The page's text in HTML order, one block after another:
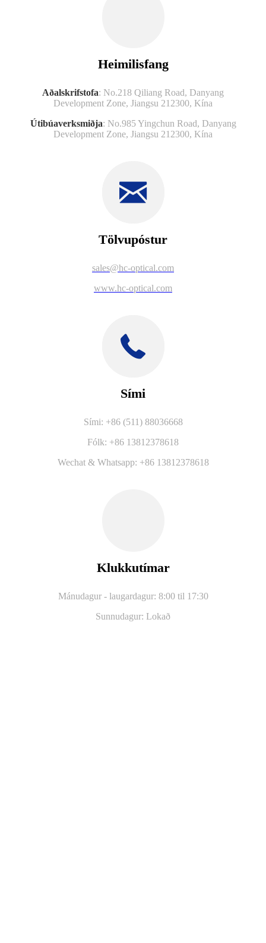
Heimilisfang
Aðalskrifstofa: No.218 Qiliang Road, Danyang
Development Zone, Jiangsu 212300, Kína
Útibúaverksmiðja: No.985 Yingchun Road, Danyang
Development Zone, Jiangsu 212300, Kína
Tölvupóstur
sales@hc-optical.com
www.hc-optical.com
Sími
Sími: +86 (511) 88036668
Fólk: +86 13812378618
Wechat & Whatsapp: +86 13812378618
Klukkutímar
Mánudagur - laugardagur: 8:00 til 17:30
Sunnudagur: Lokað